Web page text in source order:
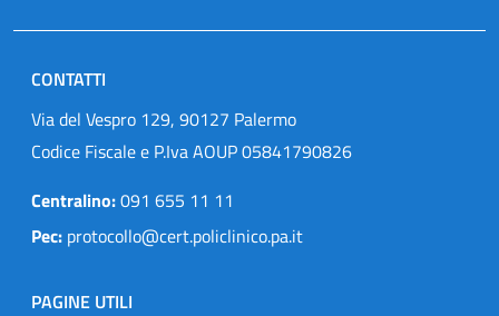
CONTATTI
Via del Vespro 129, 90127 Palermo
Codice Fiscale e P.Iva AOUP 05841790826
Centralino:091 655 11 11
Pec: protocollo@cert.policlinico.pa.it
PAGINE UTILI